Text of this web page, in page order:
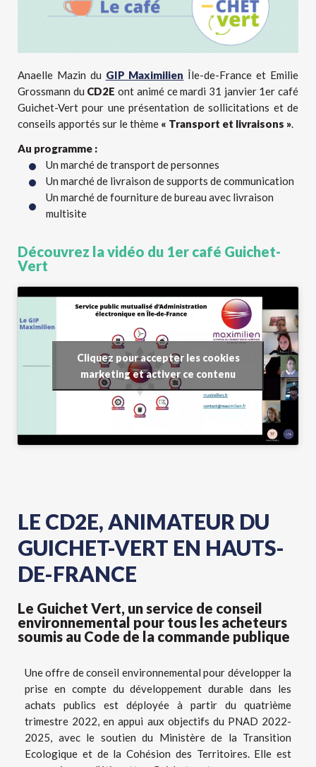
Anaelle Mazin du GIP Maximilien Île-de-France et Emilie
Grossmann du CD2E ont animé ce mardi 31 janvier 1er café
Guichet-Vertpour une présentation de sollicitations et de
conseils apportés sur le thème « Transport et livraisons ».
Au programme :
Un marché de transport de personnes
Un marché de livraison de supports de communication
Un marché de fourniture de bureau avec livraison
multisite
Découvrez la vidéo du 1er café Guichet-
Vert
Cliquez pour accepter les cookies
marketing et activer ce contenu
LE CD2E, ANIMATEUR DU
GUICHET-VERT EN HAUTS-
DE-FRANCE
Le Guichet Vert, un service de conseil
environnemental pour tous les acheteurs
soumis au Code de la commande publique​
Une offre de conseil environnemental pour développer la
prise en compte du développement durable dans les
achats publics est déployée à partir du quatrième
trimestre 2022, en appui aux objectifs du PNAD 2022-
2025, avec le soutien du Ministère de la Transition
Ecologique et de la Cohésion des Territoires. Elle est